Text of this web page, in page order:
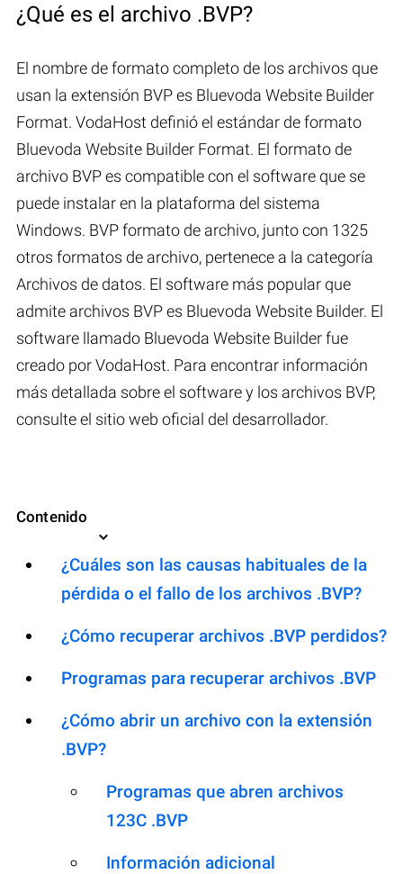
¿Qué es el archivo .BVP?
El nombre de formato completo de los archivos que
usan la extensión BVP es Bluevoda Website Builder
Format. VodaHost definió el estándar de formato
Bluevoda Website Builder Format. El formato de
archivo BVP es compatible con el software que se
puede instalar en la plataforma del sistema
Windows. BVP formato de archivo, junto con 1325
otros formatos de archivo, pertenece a la categoría
Archivos de datos. El software más popular que
admite archivos BVP es Bluevoda Website Builder. El
software llamado Bluevoda Website Builder fue
creado por VodaHost. Para encontrar información
más detallada sobre el software y los archivos BVP,
consulte el sitio web oficial del desarrollador.
Contenido
¿Cuáles son las causas habituales de la
pérdida o el fallo de los archivos .BVP?
¿Cómo recuperar archivos .BVP perdidos?
Programas para recuperar archivos .BVP
¿Cómo abrir un archivo con la extensión
.BVP?
Programas que abren archivos
123C .BVP
Información adicional